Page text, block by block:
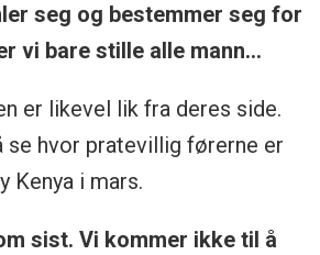
seg og bestemmer seg for
vi bare stille alle mann...
er likevel lik fra deres side.
se hvor pratevillig førerne er
Kenya i mars.
sist. Vi kommer ikke til å